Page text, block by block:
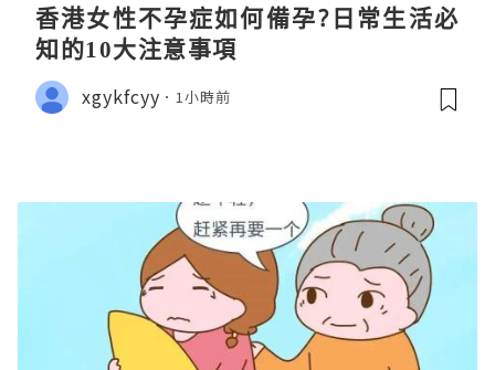
香港女性不孕症如何備孕?日常生活必
知的10大注意事項
xgykfcyy 1小時前